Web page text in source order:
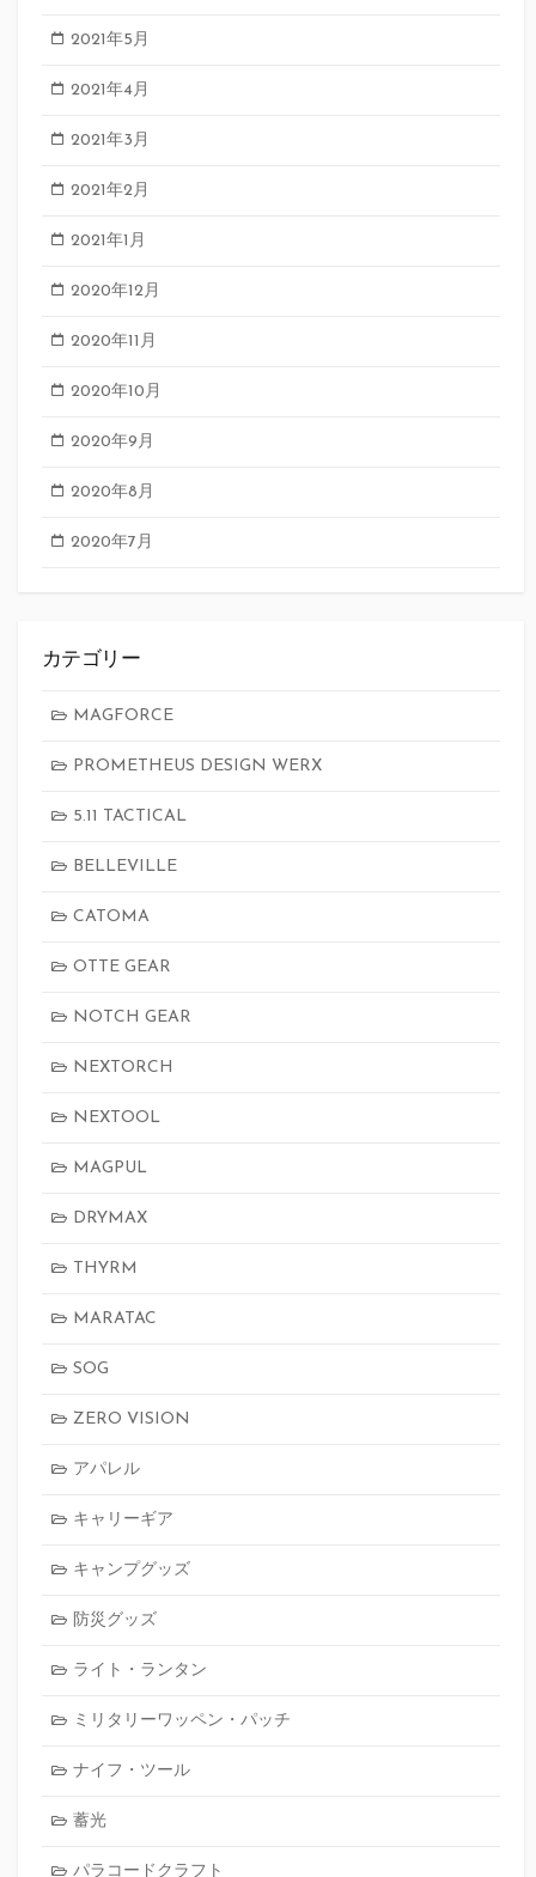
2021年5月
2021年4月
2021年3月
2021年2月
2021年1月
2020年12月
2020年11月
2020年10月
2020年9月
2020年8月
2020年7月
カテゴリー
MAGFORCE
PROMETHEUS DESIGN WERX
5.11 TACTICAL
BELLEVILLE
CATOMA
OTTE GEAR
NOTCH GEAR
NEXTORCH
NEXTOOL
MAGPUL
DRYMAX
THYRM
MARATAC
SOG
ZERO VISION
アパレル
キャリーギア
キャンプグッズ
防災グッズ
ライト・ランタン
ミリタリーワッペン・パッチ
ナイフ・ツール
蓄光
パラコードクラフト